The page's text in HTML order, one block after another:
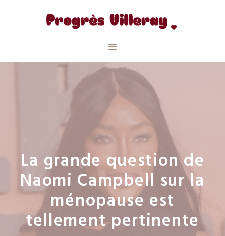
Menu
La grande question de
Naomi Campbell sur la
ménopause est
tellement pertinente